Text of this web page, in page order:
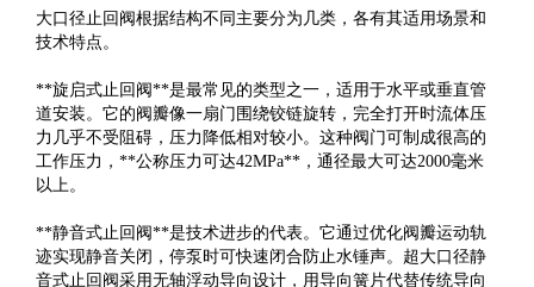
大口径止回阀根据结构不同主要分为几类，各有其适用场景和
技术特点。
**旋启式止回阀**是最常见的类型之一，适用于水平或垂直管
道安装。它的阀瓣像一扇门围绕铰链旋转，完全打开时流体压
力几乎不受阻碍，压力降低相对较小。这种阀门可制成很高的
工作压力，**公称压力可达42MPa**，通径最大可达2000毫米
以上。
**静音式止回阀**是技术进步的代表。它通过优化阀瓣运动轨
迹实现静音关闭，停泵时可快速闭合防止水锤声。超大口径静
音式止回阀采用无轴浮动导向设计，用导向簧片代替传统导向